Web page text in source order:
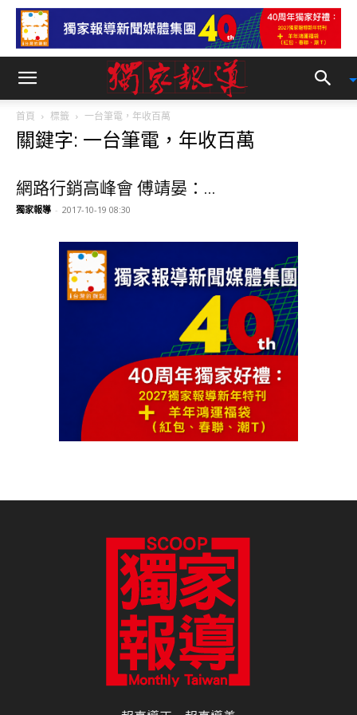
首頁 標籤 一台筆電，年收百萬
關鍵字: 一台筆電，年收百萬
網路行銷高峰會 傅靖晏：...
獨家報導 - 2017-10-19 08:30